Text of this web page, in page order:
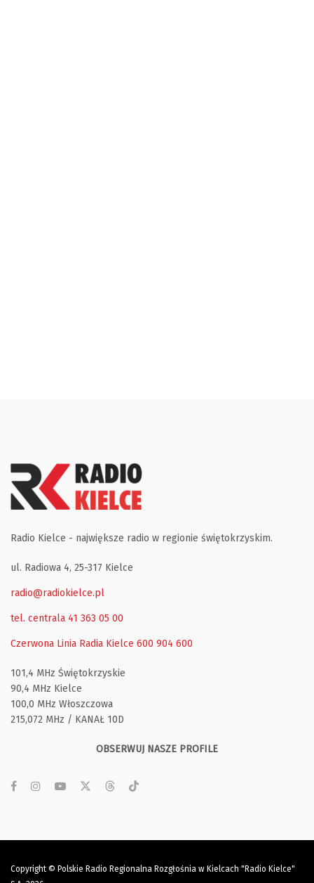
Radio Kielce - największe radio w regionie świętokrzyskim.
ul. Radiowa 4, 25-317 Kielce
radio@radiokielce.pl
tel. centrala 41 363 05 00
Czerwona Linia Radia Kielce 600 904 600
101,4 MHz Świętokrzyskie
90,4 MHz Kielce
100,0 MHz Włoszczowa
215,072 MHz / KANAŁ 10D
OBSERWUJ NASZE PROFILE
Copyright © Polskie Radio Regionalna Rozgłośnia w Kielcach "Radio Kielce"